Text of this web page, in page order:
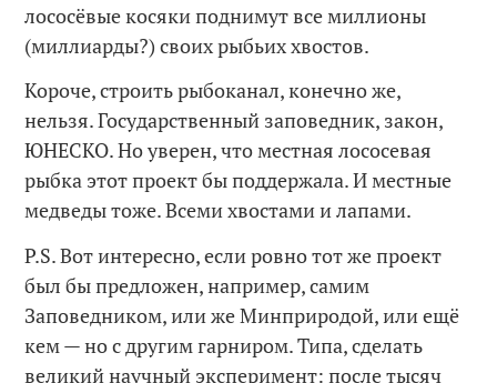
лососёвые косяки поднимут все миллионы
(миллиарды?) своих рыбьих хвостов.
Короче, строить рыбоканал, конечно же,
нельзя. Государственный заповедник, закон,
ЮНЕСКО. Но уверен, что местная лососевая
рыбка этот проект бы поддержала. И местные
медведы тоже. Всеми хвостами и лапами.
P.S. Вот интересно, если ровно тот же проект
был бы предложен, например, самим
Заповедником, или же Минприродой, или ещё
кем — но с другим гарниром. Типа, сделать
великий научный эксперимент: после тысяч